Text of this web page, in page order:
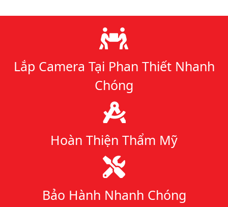
Lý do chọn chúng tôi
Lắp Camera Tại Phan Thiết Nhanh
Chóng
Hoàn Thiện Thẩm Mỹ
Bảo Hành Nhanh Chóng